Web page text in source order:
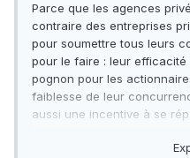
Parce que les agences
contraire des entreprises
pour soumettre tous leurs
pour le faire : leur
pognon pour les
faiblesse de leur
aussi une incentive à se
Cherchez pas, l'anarcapie